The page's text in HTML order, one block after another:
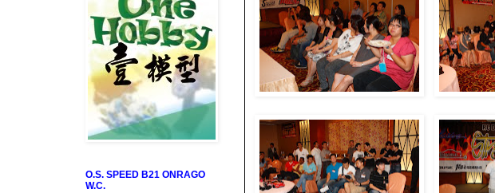
O.S. SPEED B21 ONRAGO
W.C.